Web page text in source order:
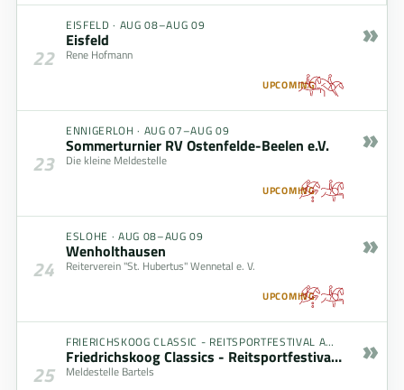
22
EISFELD · AUG 08–AUG 09
Eisfeld
Rene Hofmann
UPCOMING
»
23
ENNIGERLOH · AUG 07–AUG 09
Sommerturnier RV Ostenfelde-Beelen e.V.
Die kleine Meldestelle
UPCOMING
»
24
ESLOHE · AUG 08–AUG 09
Wenholthausen
Reiterverein "St. Hubertus" Wennetal e. V.
UPCOMING
»
25
FRIERICHSKOOG CLASSIC - REITSPORTFESTIVAL AM MEER
Friedrichskoog Classics - Reitsportfestival am Meer
Meldestelle Bartels
»